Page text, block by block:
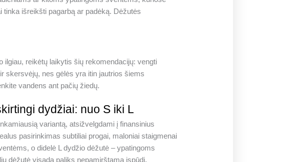
tinka išreikšti pagarbą ar padėką. Dėžutės
ilgiau, reikėtų laikytis šių rekomendacijų: vengti
skersvėjų, nes gėlės yra itin jautrios šiems
vandens ant pačių žiedų.
dydžiai: nuo S iki L
variantą, atsižvelgdami į finansinius
pasirinkimas subtiliai progai, maloniai staigmenai
o didelė L dydžio dėžutė – ypatingoms
dėžutė visada paliks nepamirštamą įspūdį.